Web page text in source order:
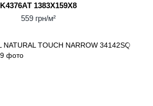
K4376AT 1383X159X8
559 грн/м²